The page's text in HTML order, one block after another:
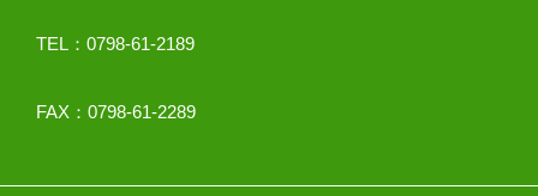
TEL：0798-61-2189
FAX：0798-61-2289